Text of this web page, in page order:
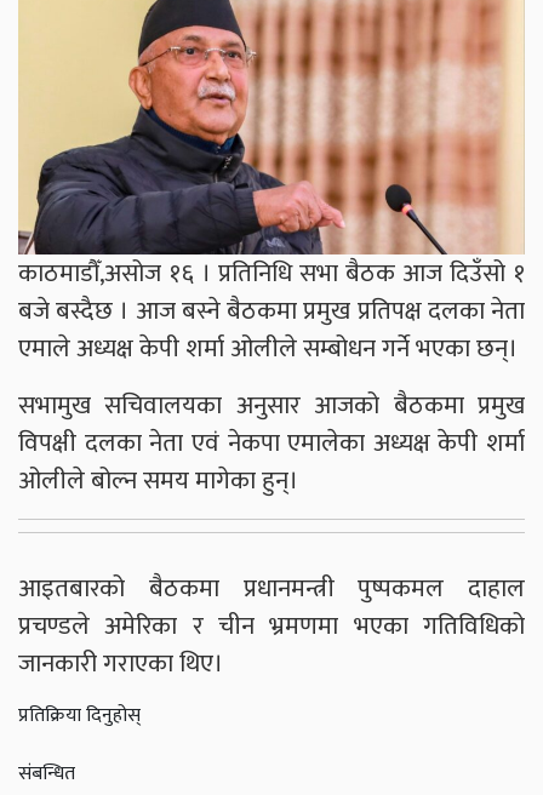
काठमाडौँ,असोज १६ । प्रतिनिधि सभा बैठक आज दिउँसो १
बजे बस्दैछ । आज बस्ने बैठकमा प्रमुख प्रतिपक्ष दलका नेता
एमाले अध्यक्ष केपी शर्मा ओलीले सम्बोधन गर्ने भएका छन्।
सभामुख सचिवालयका अनुसार आजको बैठकमा प्रमुख
विपक्षी दलका नेता एवं नेकपा एमालेका अध्यक्ष केपी शर्मा
ओलीले बोल्न समय मागेका हुन्।
आइतबारको बैठकमा प्रधानमन्त्री पुष्पकमल दाहाल
प्रचण्डले अमेरिका र चीन भ्रमणमा भएका गतिविधिको
जानकारी गराएका थिए।
प्रतिक्रिया दिनुहोस्
संबन्धित